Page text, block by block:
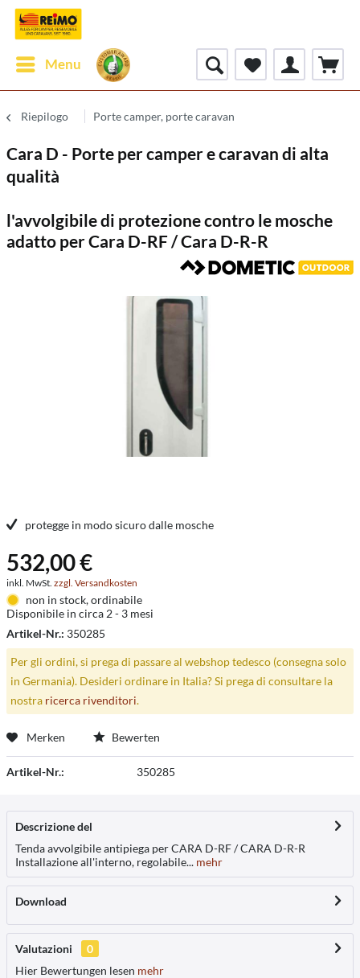
Menu
Riepilogo Porte camper, porte caravan
Cara D - Porte per camper e caravan di alta
qualità
l'avvolgibile di protezione contro le mosche
adatto per Cara D-RF / Cara D-R-R
protegge in modo sicuro dalle mosche
532,00 €
inkl. MwSt. zzgl. Versandkosten
non in stock, ordinabile
Disponibile in circa 2 - 3 mesi
Artikel-Nr.: 350285
Per gli ordini, si prega di passare al webshop tedesco (consegna solo
in Germania). Desideri ordinare in Italia? Si prega di consultare la
nostra ricerca rivenditori.
Merken Bewerten
Artikel-Nr.: 350285
Descrizione del
Tenda avvolgibile antipiega per CARA D-RF / CARA D-R-R
Installazione all'interno, regolabile... mehr
Download
Valutazioni
0
Hier Bewertungen lesen mehr